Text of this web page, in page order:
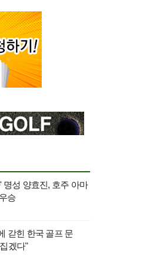
명성 양효진, 호주 아마
승
갇힌 한국 골프 문
겠다"